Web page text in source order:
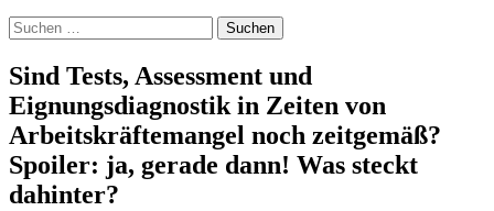
Suchen
nach:
Sind Tests, Assessment und
Eignungsdiagnostik in Zeiten von
Arbeitskräftemangel noch zeitgemäß?
Spoiler: ja, gerade dann! Was steckt
dahinter?